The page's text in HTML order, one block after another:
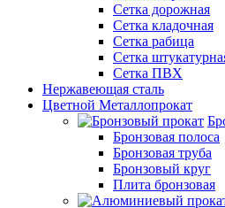
Сетка дорожная
Сетка кладочная
Сетка рабица
Сетка
Сетка ПВХ
Нержавеющая сталь
Цветной Металлопрокат
Бронзовая полоса
Бронзовая труба
Бронзовый круг
Плита бронзовая